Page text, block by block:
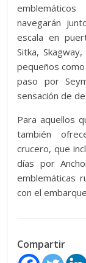
navegarán
escala en
Sitka,
pequeños
paso por
sensación de
Para aquellos
también
crucero, que
días por
emblemáticas
con el
Compartir